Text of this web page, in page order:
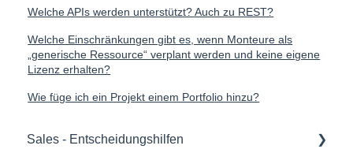
Welche APIs werden unterstützt? Auch zu REST?
Welche Einschränkungen gibt es, wenn Monteure als
„generische Ressource“ verplant werden und keine eigene
Lizenz erhalten?
Wie füge ich ein Projekt einem Portfolio hinzu?
Sales - Entscheidungshilfen